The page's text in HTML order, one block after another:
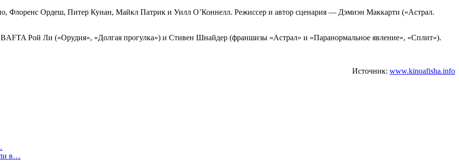
Флоренс Ордеш, Питер Кунан, Майкл Патрик и Уилл О’Коннелл. Режиссер и автор сценария — Дэмиэн Маккарти («Астрал.
BAFTA Рой Ли («Орудия», «Долгая прогулка») и Стивен Шнайдер (франшизы «Астрал» и «Паранормальное явление», «Сплит»).
Источник: www.kinoafisha.info
в…